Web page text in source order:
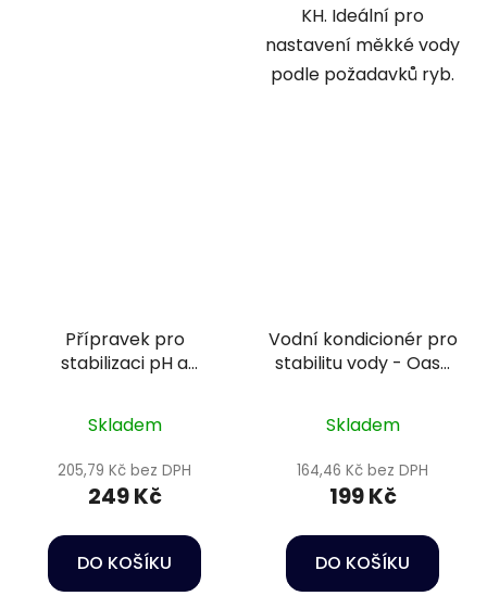
KH. Ideální pro
nastavení měkké vody
podle požadavků ryb.
Přípravek pro
stabilizaci pH a
Optimizer 50 g
Skladem
205,79 Kč bez DPH
249 Kč
DO KOŠÍKU
Vodní kondicionér pro
stabilitu vody - Oase
Skladem
164,46 Kč bez DPH
199 Kč
DO KOŠÍKU